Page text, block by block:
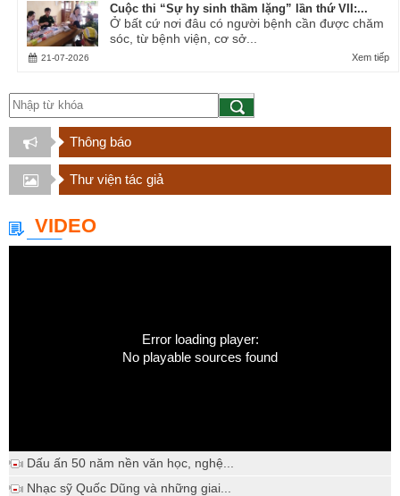
Cuộc thi “Sự hy sinh thầm lặng” lần thứ VII:...
Ở bất cứ nơi đâu có người bệnh cần được chăm
sóc, từ bệnh viện, cơ sở...
Xem tiếp
21-07-2026
Thông báo
Thư viện tác giả
VIDEO
Error loading player:
No playable sources found
Dấu ấn 50 năm nền văn học, nghệ...
Nhạc sỹ Quốc Dũng và những giai...